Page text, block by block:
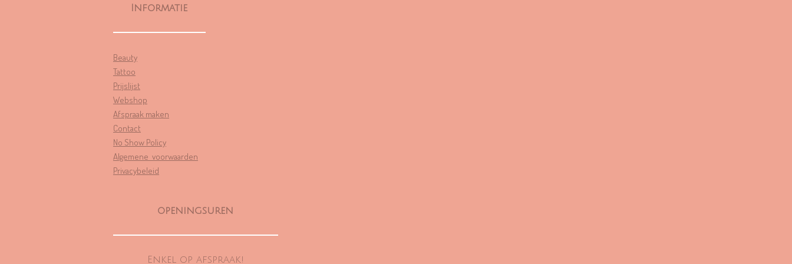
3
4
0
4
2
5
5
3
1
e
Informatie
Beauty
Tattoo
Prijslijst
Webshop
Afspraak maken
Contact
No Show Policy
Algemene voorwaarden
Privacybeleid
openingsuren
Enkel op afspraak!